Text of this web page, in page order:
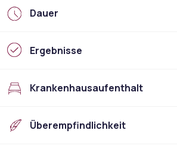
Dauer
Ergebnisse
Krankenhausaufenthalt
Überempfindlichkeit